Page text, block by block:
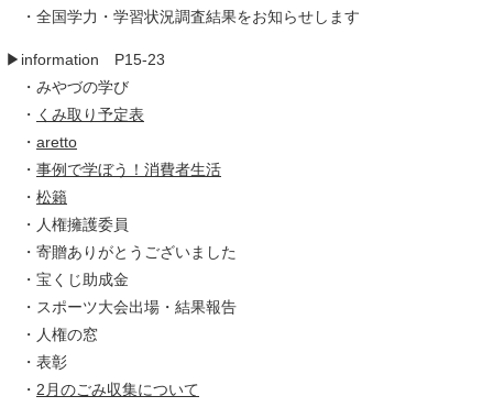
・全国学力・学習状況調査結果をお知らせします
▶information P15-23
​ ・みやづの学び
​ ・ くみ取り予定表
・ aretto
・ 事例で学ぼう！消費者生活
・ 松籟
・人権擁護委員
・寄贈ありがとうございました
​ ・宝くじ助成金
・スポーツ大会出場・結果報告
・人権の窓
​ ・表彰
​ ・ 2月のごみ収集について